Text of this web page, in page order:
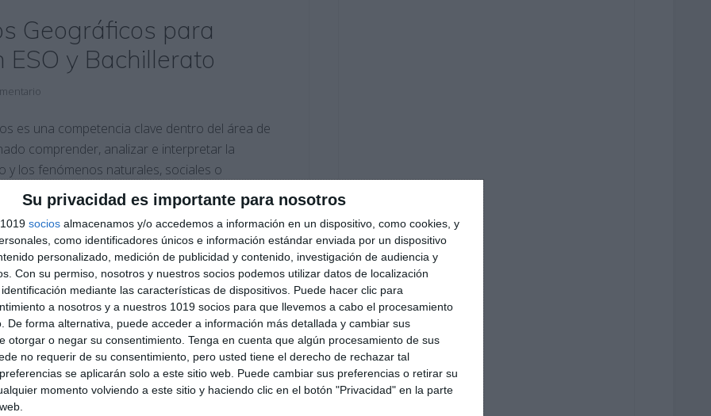
Su privacidad es importante para nosotros
socios almacenamos y/o accedemos a información en un dispositivo, como cookies, y
como identificadores únicos e información estándar enviada por un dispositivo
personalizado, medición de publicidad y contenido, investigación de audiencia y
Con su permiso, nosotros y nuestros socios podemos utilizar datos de localización
mediante las características de dispositivos. Puede hacer clic para
a nosotros y a nuestros 1019 socios para que llevemos a cabo el procesamiento
De forma alternativa, puede acceder a información más detallada y cambiar sus
otorgar o negar su consentimiento. Tenga en cuenta que algún procesamiento de sus
no requerir de su consentimiento, pero usted tiene el derecho de rechazar tal
se aplicarán solo a este sitio web. Puede cambiar sus preferencias o retirar su
momento volviendo a este sitio y haciendo clic en el botón "Privacidad" en la parte
Geográficos para
y Bachillerato
es una competencia clave dentro del área de
comprender, analizar e interpretar la
y los fenómenos naturales, sociales o
adaptada a la LOMLOE, ofrece una
,1º ESO Geografía e Historia,2º BACH Geografía,2º BACH
Geografía e Historia,4º ESO Historia
Autoevaluación,bachiller,Bachillerato,coevaluación,
,educación secundaria,ejercicios,enseñanza activa,
,gráficos, innovación educativa,interpretación visual,
recursos educativos,repasar,rúbrica,SECUNDARIA,